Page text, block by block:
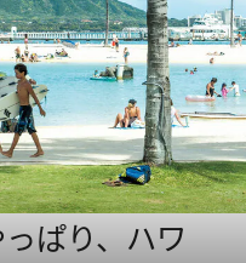
ぱり、ハワ